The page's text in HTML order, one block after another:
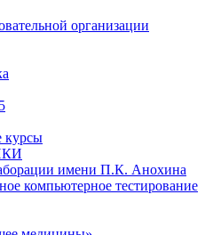
организации
курсы
имени П.К. Анохина
компьютерное тестирование